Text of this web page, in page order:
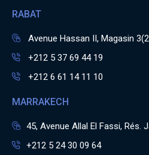
RABAT
Avenue Hassan II, Magasin
+212 5 37 69 44 19
+212 6 61 14 11 10
MARRAKECH
45, Avenue Allal El Fassi, Rés.
+212 5 24 30 09 64